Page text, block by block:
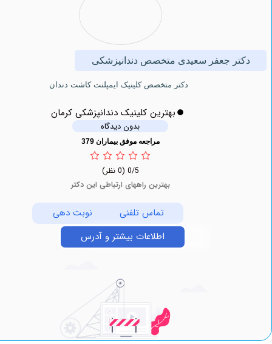
جعفر سعیدی متخصص دندانپزشکی
دكتر متخصص کلینیک ايمپلنت كاشت دندان
بهترین کلینیک دندانپزشکی کرمان
بدون دیدگاه
مراجعه موفق بیماران 379
بهترین راههای ارتباطی این دکتر
تماس تلفنی
نوبت دهی
اطلاعات بیشتر و آدرس